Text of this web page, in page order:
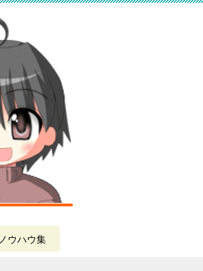
ノウハウ集